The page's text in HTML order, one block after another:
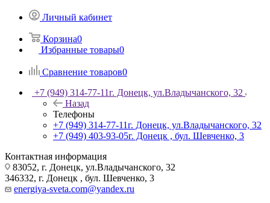
Личный кабинет
Корзина0
Избранные товары0
Сравнение товаров0
+7 (949) 314-77-11г. Донецк, ул.Владычанского, 32
Назад
Телефоны
+7 (949) 314-77-11г. Донецк, ул.Владычанского, 32
+7 (949) 403-93-05г. Донецк , бул. Шевченко, 3
Контактная информация
83052, г. Донецк, ул.Владычанского, 32
346332, г. Донецк , бул. Шевченко, 3
energiya-sveta.com@yandex.ru